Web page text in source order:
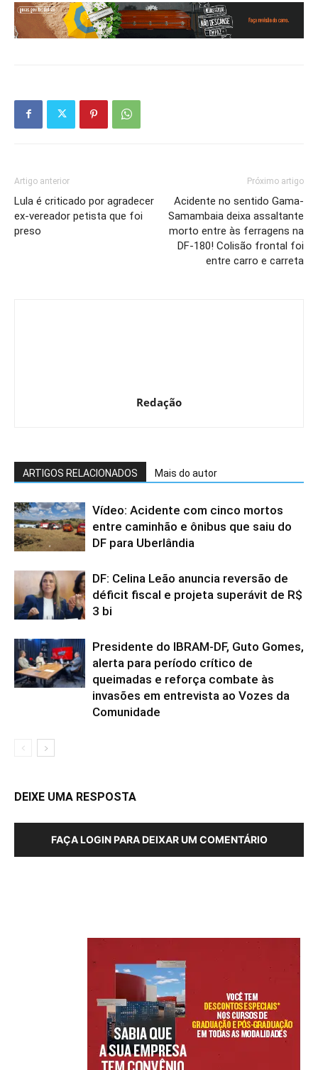
Artigo anterior
Lula é criticado por agradecer
ex-vereador petista que foi
preso
Próximo artigo
Acidente no sentido Gama-
Samambaia deixa assaltante
morto entre às ferragens na
DF-180! Colisão frontal foi
entre carro e carreta
Redação
ARTIGOS RELACIONADOS Mais do autor
Vídeo: Acidente com cinco mortos
entre caminhão e ônibus que saiu do
DF para Uberlândia
DF: Celina Leão anuncia reversão de
déficit fiscal e projeta superávit de R$
3 bi
Presidente do IBRAM-DF, Guto Gomes,
alerta para período crítico de
queimadas e reforça combate às
invasões em entrevista ao Vozes da
Comunidade
DEIXE UMA RESPOSTA
FAÇA LOGIN PARA DEIXAR UM COMENTÁRIO